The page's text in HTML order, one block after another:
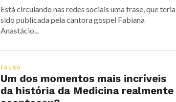
Está circulando nas redes sociais uma frase, que teria
sido publicada pela cantora gospel Fabiana
Anastácio...
FALSO
Um dos momentos mais incríveis
da história da Medicina realmente